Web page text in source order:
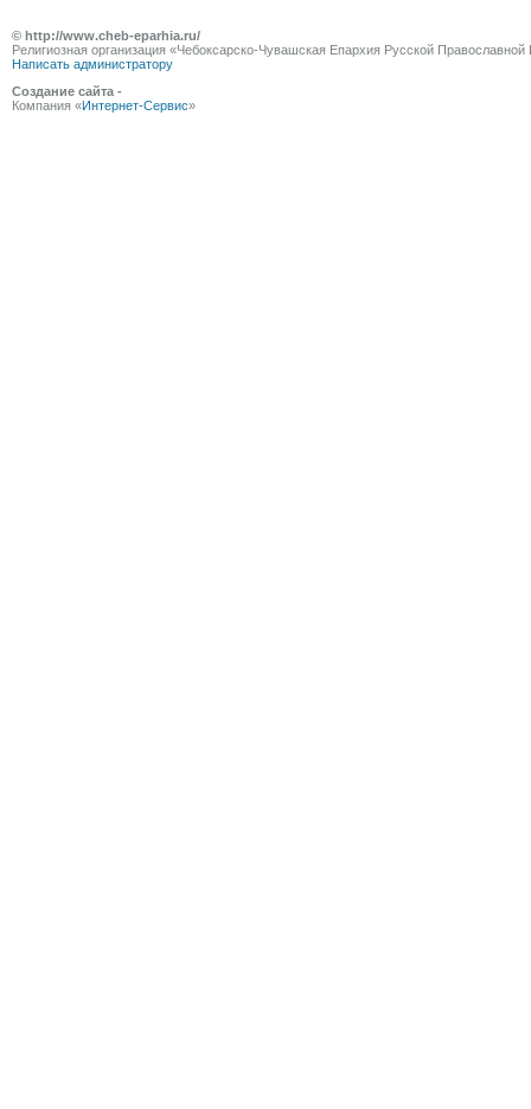
© http://www.cheb-eparhia.ru/
Религиозная организация «Чебоксарско-Чувашская Епархия Русской
Написать администратору
Создание сайта -
Компания «Интернет-Сервис»